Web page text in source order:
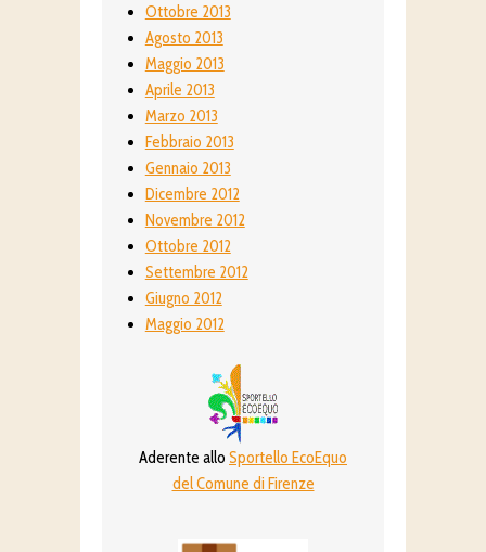
Ottobre 2013
Agosto 2013
Maggio 2013
Aprile 2013
Marzo 2013
Febbraio 2013
Gennaio 2013
Dicembre 2012
Novembre 2012
Ottobre 2012
Settembre 2012
Giugno 2012
Maggio 2012
Aderente allo Sportello EcoEquo
del Comune di Firenze